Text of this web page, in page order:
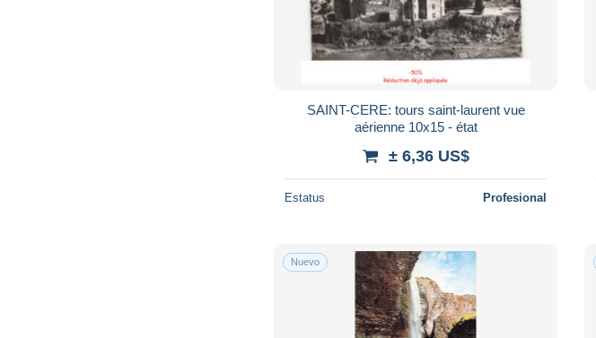
SAINT-CERE: tours saint-laurent vue
aérienne 10x15 - état
± 6,36 US$
Estatus Profesional
Nuevo